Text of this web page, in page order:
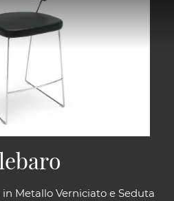
Metallo Verniciato e Seduta